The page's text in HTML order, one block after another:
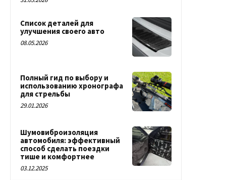
Список деталей для
улучшения своего авто
08.05.2026
Полный гид по выбору и
использованию хронографа
для стрельбы
29.01.2026
Шумовиброизоляция
автомобиля: эффективный
способ сделать поездки
тише и комфортнее
03.12.2025